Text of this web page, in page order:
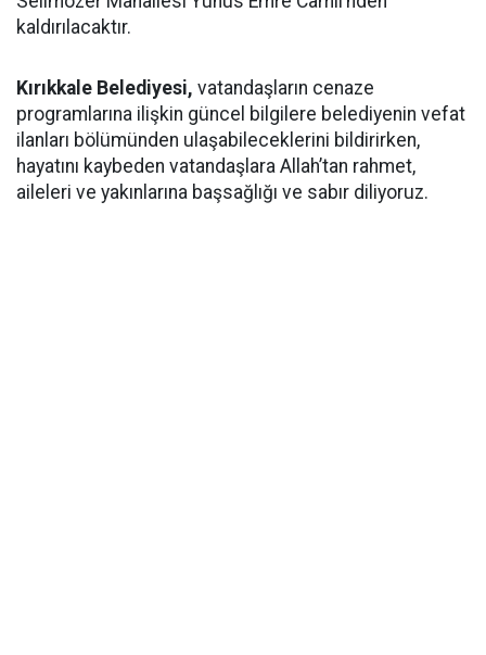
kaldırılacaktır.
Kırıkkale Belediyesi, vatandaşların cenaze
programlarına ilişkin güncel bilgilere belediyenin vefat
ilanları bölümünden ulaşabileceklerini bildirirken,
hayatını kaybeden vatandaşlara Allah’tan rahmet,
aileleri ve yakınlarına başsağlığı ve sabır diliyoruz.